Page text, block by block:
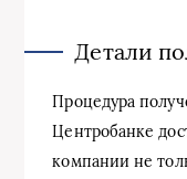
Детали
Процедура
Центробанке
компании не